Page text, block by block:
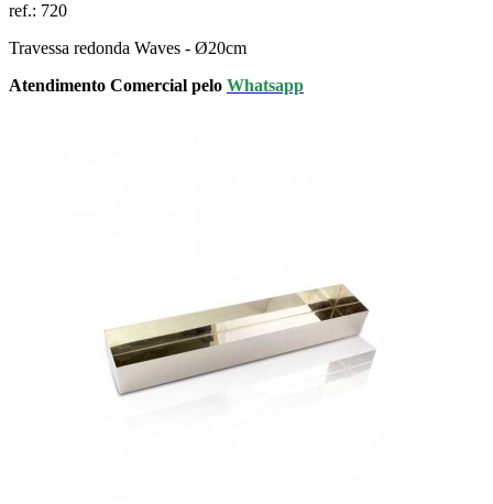
ref.: 720
Travessa redonda Waves - Ø20cm
Atendimento Comercial pelo Whatsapp